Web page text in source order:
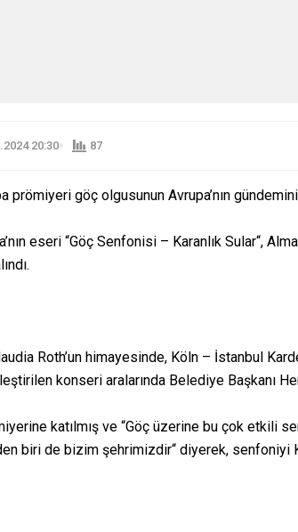
20:30 87
prömiyeri göç olgusunun Avrupa’nın
eseri “Göç Senfonisi – Karanlık Sular“,
Roth’un himayesinde, Köln – İstanbul
konseri aralarında Belediye Başkanı
katılmış ve “Göç üzerine bu çok etkili
biri de bizim şehrimizdir“ diyerek, senfoniyi